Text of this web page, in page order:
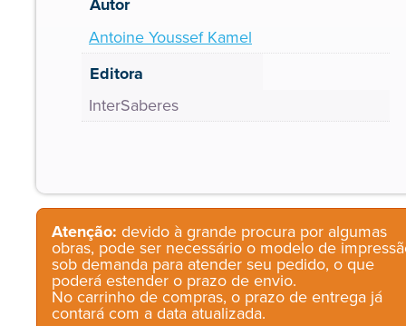
Antoine Youssef Kamel
Editora
InterSaberes
Atenção: devido à grande procura por algumas
obras, pode ser necessário o modelo de
sob demanda para atender seu pedido, o que
poderá estender o prazo de envio.
No carrinho de compras, o prazo de entrega já
contará com a data atualizada.